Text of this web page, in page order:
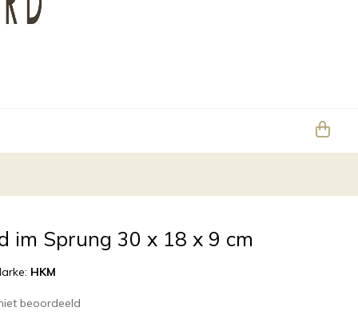
im Sprung 30 x 18 x 9 cm
HKM
beoordeeld